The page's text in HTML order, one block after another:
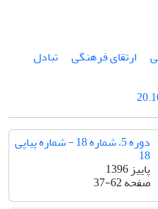
ارتقای فرهنگی
تبادل
دوره 5، شماره 18 - شماره پیاپی
18
پاییز 1396
صفحه37-62